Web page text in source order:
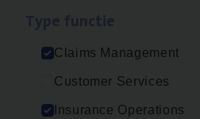
Claims Management
Customer Services
Insurance Operations